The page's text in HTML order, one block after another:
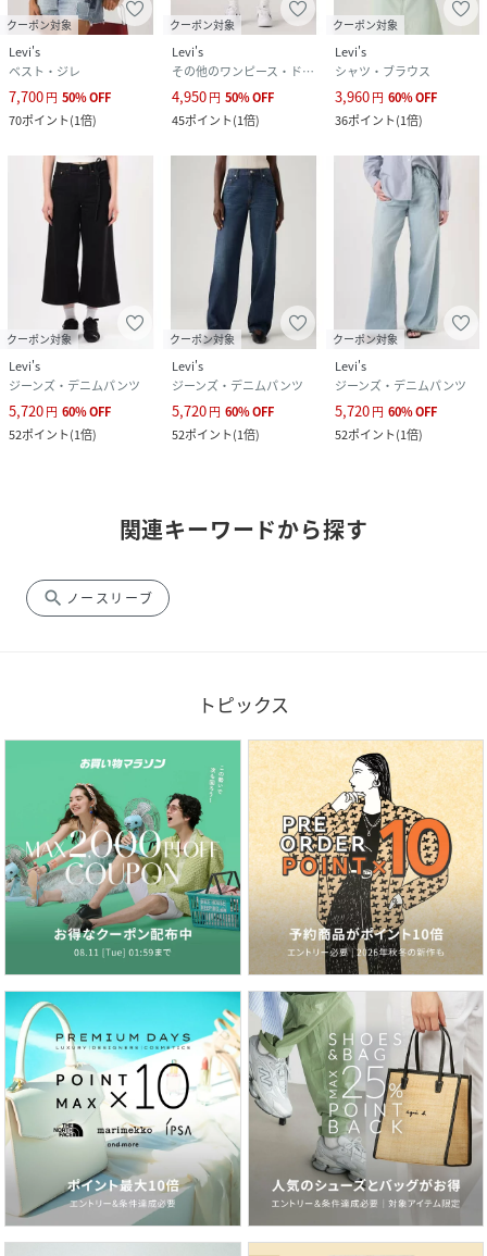
クーポン対象
Levi's
ベスト・ジレ
7,700円 50%OFF
70ポイント(1倍)
クーポン対象
Levi's
その他のワンピース・ドレス
4,950円 50%OFF
45ポイント(1倍)
クーポン対象
Levi's
シャツ・ブラウス
3,960円 60%OFF
36ポイント(1倍)
クーポン対象
Levi's
ジーンズ・デニムパンツ
5,720円 60%OFF
52ポイント(1倍)
クーポン対象
Levi's
ジーンズ・デニムパンツ
5,720円 60%OFF
52ポイント(1倍)
クーポン対象
Levi's
ジーンズ・デニムパンツ
5,720円 60%OFF
52ポイント(1倍)
関連キーワードから探す
search ノースリーブ
トピックス